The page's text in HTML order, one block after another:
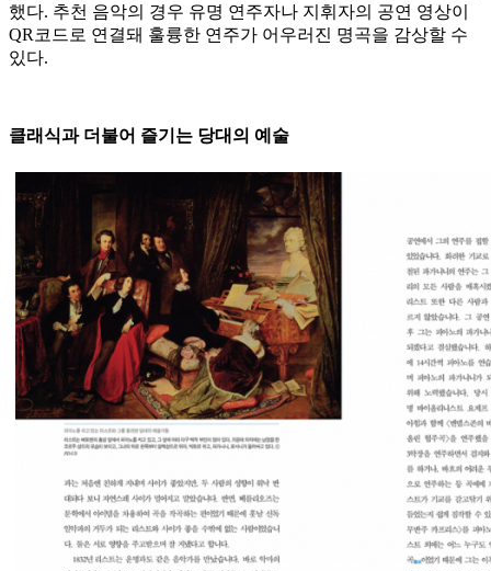
했다. 추천 음악의 경우 유명 연주자나 지휘자의 공연 영상이
QR코드로 연결돼 훌륭한 연주가 어우러진 명곡을 감상할 수
있다.
클래식과 더불어 즐기는 당대의 예술